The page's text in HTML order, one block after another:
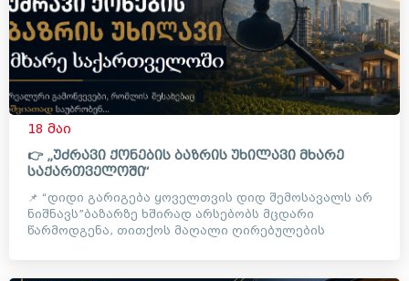
18 მაი
👉 „უძრავი ქონების ბაზრის უხილავი მხარე
საქართველოში“
📌 “დიდი გარიგება ყოველთვის დიდ შემოსავალს არ
ნიშნავს”ბაზარზე ხშირად არსებობს მცდარი
წარმოდგენა, თითქოს მაღალი ღირებულების